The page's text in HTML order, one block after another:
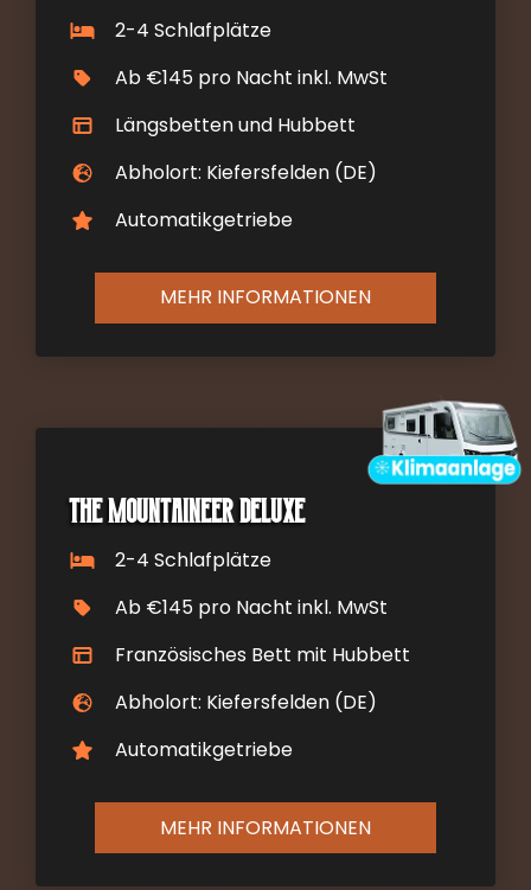
2-4 Schlafplätze
Ab €145 pro Nacht inkl. MwSt
Längsbetten und Hubbett
Abholort: Kiefersfelden (DE)
Automatikgetriebe
MEHR INFORMATIONEN
The Mountaineer DELUXE
2-4 Schlafplätze
Ab €145 pro Nacht inkl. MwSt
Französisches Bett mit Hubbett
Abholort: Kiefersfelden (DE)
Automatikgetriebe
MEHR INFORMATIONEN